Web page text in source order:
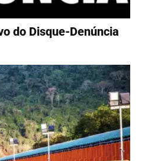
do Disque-Denúncia